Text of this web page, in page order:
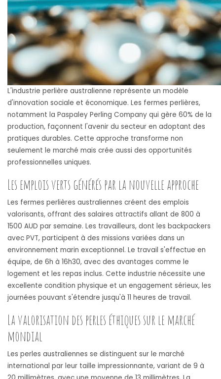
L'industrie perlière australienne représente un modèle
d'innovation sociale et économique. Les fermes perlières,
notamment la Paspaley Perling Company qui gère 60% de la
production, façonnent l'avenir du secteur en adoptant des
pratiques durables. Cette approche transforme non
seulement le marché mais crée aussi des opportunités
professionnelles uniques.
Les emplois verts générés par la nouvelle approche
Les fermes perlières australiennes créent des emplois
valorisants, offrant des salaires attractifs allant de 800 à
1500 AUD par semaine. Les travailleurs, dont les backpackers
avec PVT, participent à des missions variées dans un
environnement marin exceptionnel. Le travail s'effectue en
équipe, de 6h à 16h30, avec des avantages comme le
logement et les repas inclus. Cette industrie nécessite une
excellente condition physique et un engagement sérieux, les
journées pouvant s'étendre jusqu'à 11 heures de travail.
La valorisation des perles éthiques sur le marché
mondial
Les perles australiennes se distinguent sur le marché
international par leur taille impressionnante, variant de 9 à